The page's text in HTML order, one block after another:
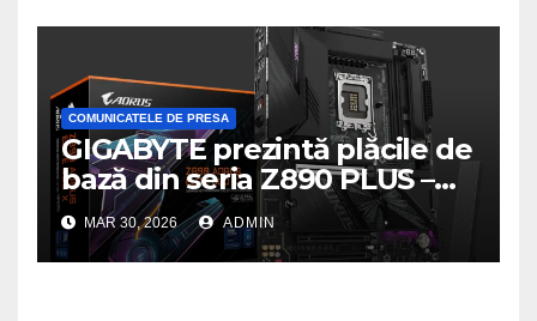
COMUNICATELE DE PRESA
GIGABYTE prezintă plăcile de
bază din seria Z890 PLUS –
performanță de ultimă
generație la un nou nivel
MAR 30, 2026 ADMIN